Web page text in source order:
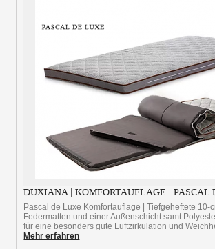
DUXIANA | KOMFORTAUFLAGE | PASCAL
Pascal de Luxe Komfortauflage | Tiefgeheftete 10-
Federmatten und einer Außenschicht samt
für eine besonders gute Luftzirkulation und
Mehr erfahren